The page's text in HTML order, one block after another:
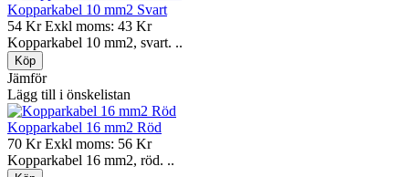
Kopparkabel 10 mm2 Svart
54 KrExkl moms: 43 Kr
Kopparkabel 10 mm2, svart. ..
Jämför
Lägg till i önskelistan
Kopparkabel 16 mm2 Röd
70 KrExkl moms: 56 Kr
Kopparkabel 16 mm2, röd. ..